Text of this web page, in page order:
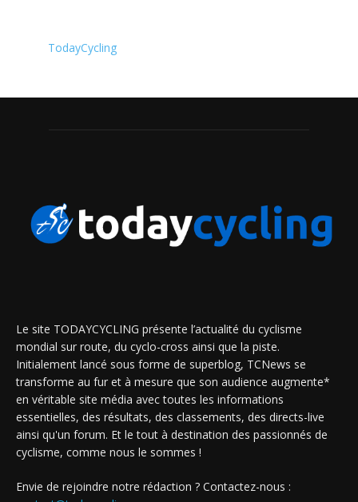
TodayCycling
Le site TODAYCYCLING présente l’actualité du cyclisme
mondial sur route, du cyclo-cross ainsi que la piste.
Initialement lancé sous forme de superblog, TCNews se
transforme au fur et à mesure que son audience augmente*
en véritable site média avec toutes les informations
essentielles, des résultats, des classements, des directs-live
ainsi qu'un forum. Et le tout à destination des passionnés de
cyclisme, comme nous le sommes !
Envie de rejoindre notre rédaction ? Contactez-nous :